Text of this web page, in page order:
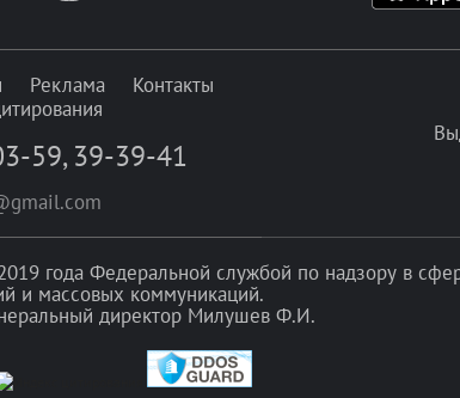
Реклама
Контакты
59, 39-39-41
года Федеральной службой по надзору в
и массовых коммуникаций.
директор Милушев Ф.И.